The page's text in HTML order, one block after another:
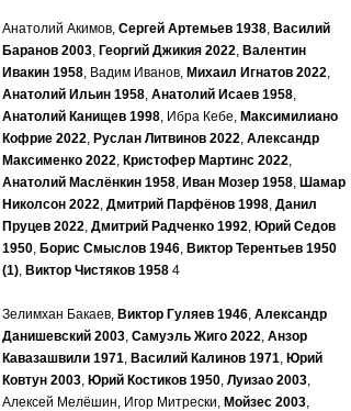
Анатолий Акимов, Сергей Артемьев 1938, Василий
Баранов 2003, Георгий Джикия 2022, Валентин
Ивакин 1958, Вадим Иванов, Михаил Игнатов 2022,
Анатолий Ильин 1958, Анатолий Исаев 1958,
Анатолий Канищев 1998, Ибра Кебе, Максимилиано
Кофрие 2022, Руслан Литвинов 2022, Александр
Максименко 2022, Кристофер Мартинс 2022,
Анатолий Маслёнкин 1958, Иван Мозер 1958, Шамар
Николсон 2022, Дмитрий Парфёнов 1998, Данил
Пруцев 2022, Дмитрий Радченко 1992, Юрий Седов
1950, Борис Смыслов 1946, Виктор Терентьев 1950
(1), Виктор Чистяков 1958 4
Зелимхан Бакаев, Виктор Гуляев 1946, Александр
Данишевский 2003, Самуэль Жиго 2022, Анзор
Кавазашвили 1971, Василий Калинов 1971, Юрий
Ковтун 2003, Юрий Костиков 1950, Луизао 2003,
Алексей Мелёшин, Игор Митрески, Мойзес 2003,